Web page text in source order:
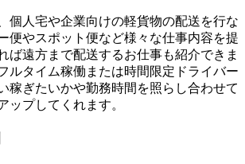
個人宅や企業向けの軽貨物の配送を行な
便やスポット便など様々な仕事内容を提
ば遠方まで配送するお仕事も紹介できま
ルタイム稼働または時間限定ドライバー
稼ぎたいかや勤務時間を照らし合わせて
ップしてくれます。